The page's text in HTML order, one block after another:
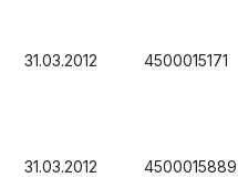
31.03.2012 4500015171
31.03.2012 4500015889